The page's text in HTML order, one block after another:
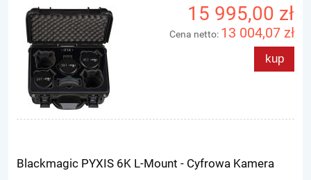
15 995,00 zł
Cena netto: 13 004,07 zł
kup
Blackmagic PYXIS 6K L-Mount - Cyfrowa Kamera